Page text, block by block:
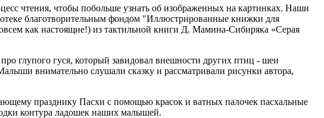
чтения, чтобы побольше узнать об изображенных на картинках. Наши
благотворительным фондом "Иллюстрированные книжки для
как настоящие!) из тактильной книги Д. Мамина-Сибиряка «Серая
глупого гуся, который завидовал внешности других птиц - шеи
внимательно слушали сказку и рассматривали рисунки автора,
празднику Пасхи с помощью красок и ватных палочек пасхальные
контура ладошек наших малышей.